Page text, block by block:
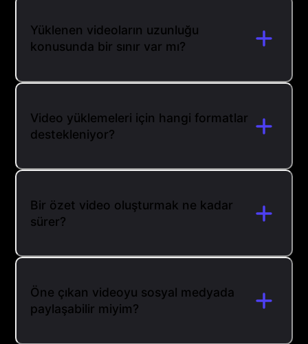
Yüklenen videoların uzunluğu
konusunda bir sınır var mı?
Video yüklemeleri için hangi formatlar
destekleniyor?
Bir özet video oluşturmak ne kadar
sürer?
Öne çıkan videoyu sosyal medyada
paylaşabilir miyim?